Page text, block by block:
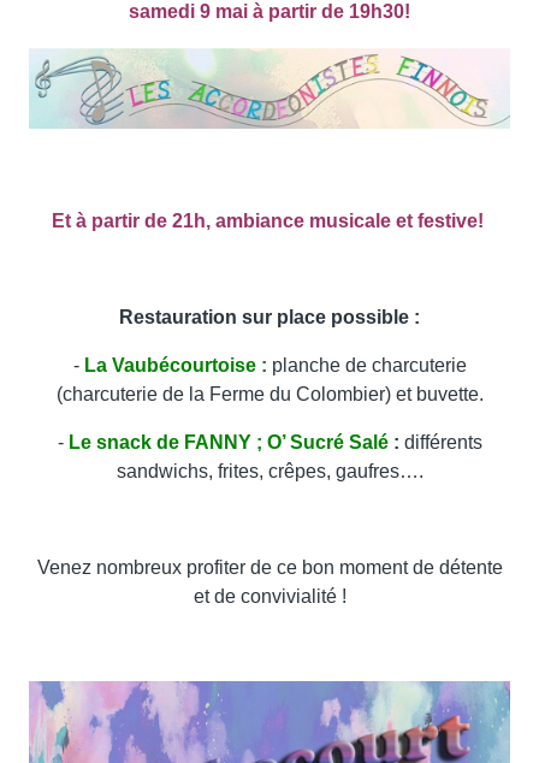
samedi 9 mai à partir de 19h30!
Et à partir de 21h, ambiance musicale et festive!
Restauration sur place possible :
- La Vaubécourtoise : planche de charcuterie
(charcuterie de la Ferme du Colombier) et buvette.
- Le snack de FANNY ; O’ Sucré Salé: différents
sandwichs, frites, crêpes, gaufres….
Venez nombreux profiter de ce bon moment de détente
et de convivialité !